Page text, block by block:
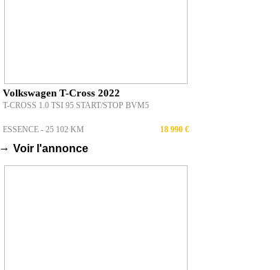
Volkswagen T-Cross 2022
T-CROSS 1.0 TSI 95 START/STOP BVM5
ESSENCE - 25 102 KM 18 990 €
→ Voir l'annonce